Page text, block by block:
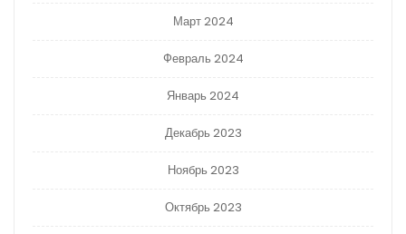
Март 2024
Февраль 2024
Январь 2024
Декабрь 2023
Ноябрь 2023
Октябрь 2023